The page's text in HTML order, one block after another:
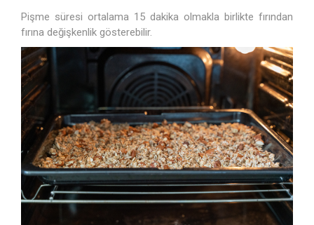
Pişme süresi ortalama 15 dakika olmakla birlikte fırından
fırına değişkenlik gösterebilir.